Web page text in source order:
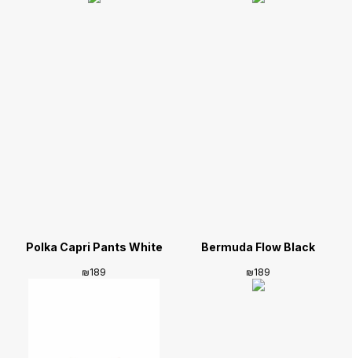
Polka Capri Pants White
₪189
Bermuda Flow Black
₪189